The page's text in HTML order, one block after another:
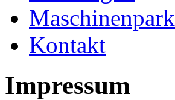
Maschinenpark
Kontakt
Impressum